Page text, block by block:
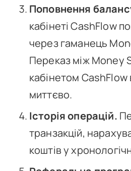
Поповнення
кабінеті CashFlow
через гаманець
Переказ між Money
кабінетом CashFlow
миттєво.
Історія операцій.
транзакцій,
коштів у